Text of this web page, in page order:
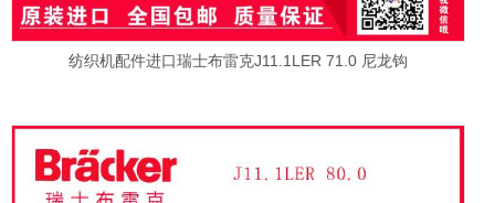
纺织机配件进口瑞士布雷克J11.1LER 71.0 尼龙钩